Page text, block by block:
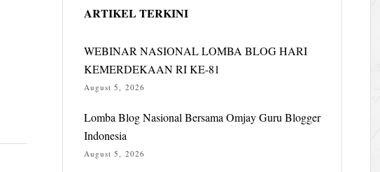
ARTIKEL TERKINI
WEBINAR NASIONAL LOMBA BLOG HARI
KEMERDEKAAN RI KE-81
August 5, 2026
Lomba Blog Nasional Bersama Omjay Guru Blogger
Indonesia
August 5, 2026